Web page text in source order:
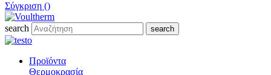
Σύγκριση ()
search search
Προϊόντα
Θερμοκρασία